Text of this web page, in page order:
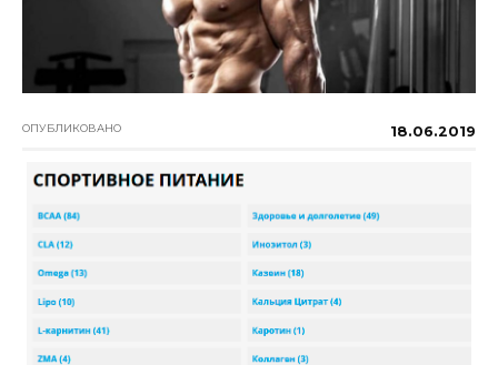
ОПУБЛИКОВАНО 18.06.2019